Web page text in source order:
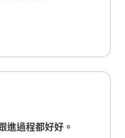
進過程都好好。